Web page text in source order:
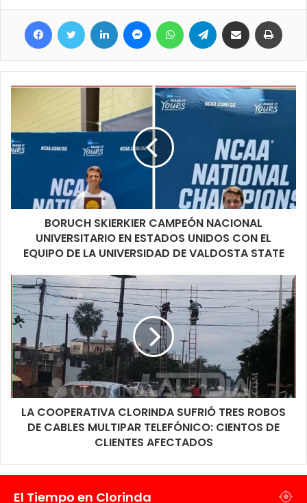
seguramente lo más recomendable es sacarlo por completo,
aunque seguramente desde el ámbito de educación provincial
deberán enviar a hacer un relevamiento y hacer los trabajos
que permitan brindar la seguridad a quienes concurren a ese
pegado al edificio escolar en cuestión menciono que se
escuchó un fuerte ruido y rápidamente salieron a observar que
pasaba y se encontraron con eso que había caído, por suerte
nadie resultó lesionado, expresaban.
Facebook Twitter LinkedIn MessengerWhatsApp Telegram Compartir por correo electrónico
BORUCH SKIERKIER CAMPEÓN NACIONAL
UNIVERSITARIO EN ESTADOS UNIDOS CON EL
EQUIPO DE LA UNIVERSIDAD DE VALDOSTA STATE
LA COOPERATIVA CLORINDA SUFRIÓ TRES ROBOS
DE CABLES MULTIPAR TELEFÓNICO: CIENTOS DE
CLIENTES AFECTADOS
El Tiempo en Clorinda